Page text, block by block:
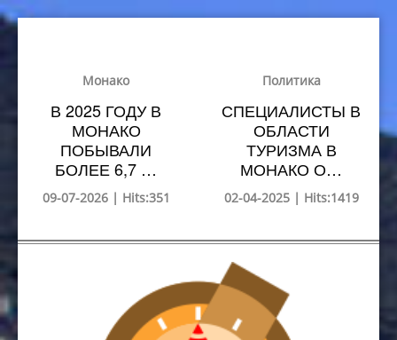
Монако
В 2025 ГОДУ В
МОНАКО
ПОБЫВАЛИ
БОЛЕЕ 6,7 …
09-07-2026 | Hits:351
Политика
СПЕЦИАЛИСТЫ В
ОБЛАСТИ
ТУРИЗМА В
МОНАКО О…
02-04-2025 | Hits:1419